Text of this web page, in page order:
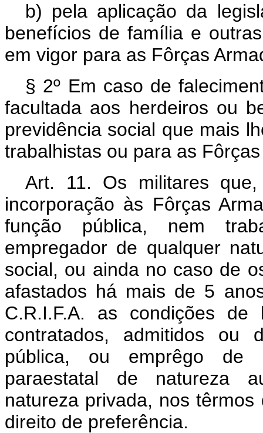
b) pela aplicação da
benefícios de família e
em vigor para as Fôrças
§ 2º Em caso de
facultada aos herdeiros ou
previdência social que mais
trabalhistas ou para as
Art. 11. Os militares
incorporação às Fôrças
função pública, nem
empregador de qualquer
social, ou ainda no caso de
afastados há mais de 5
C.R.I.F.A. as condições de
contratados, admitidos ou
pública, ou emprêgo de
paraestatal de natureza
natureza privada, nos
direito de preferência.